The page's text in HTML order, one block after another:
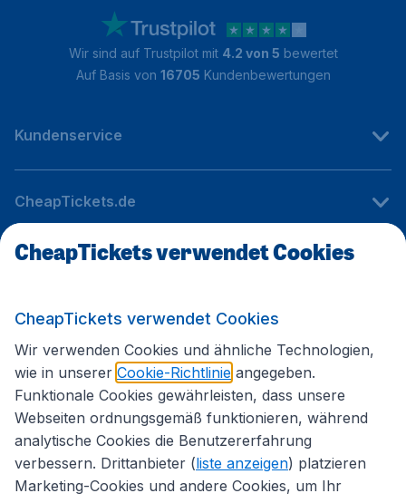
Wir sind auf Trustpilot mit 4.2 von 5 bewertet
Auf Basis von 16705 Kundenbewertungen
Kundenservice
CheapTickets.de
Internationale Webseiten
Folgen Sie uns:
CheapTickets verwendet Cookies
CheapTickets verwendet Cookies
Wir verwenden Cookies und ähnliche Technologien,
wie in unserer Cookie-Richtlinie angegeben.
Funktionale Cookies gewährleisten, dass unsere
Webseiten ordnungsgemäß funktionieren, während
analytische Cookies die Benutzererfahrung
verbessern. Drittanbieter (liste anzeigen) platzieren
Marketing-Cookies und andere Cookies, um Ihr